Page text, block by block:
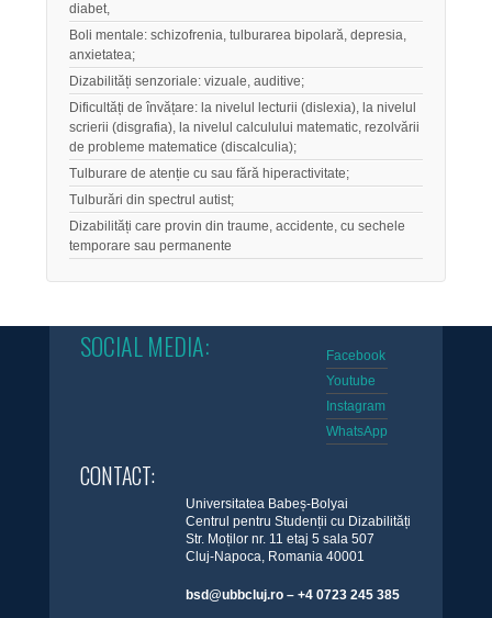
diabet,
Boli mentale: schizofrenia, tulburarea bipolară, depresia,
anxietatea;
Dizabilități senzoriale: vizuale, auditive;
Dificultăți de învățare: la nivelul lecturii (dislexia), la nivelul
scrierii (disgrafia), la nivelul calculului matematic, rezolvării
de probleme matematice (discalculia);
Tulburare de atenție cu sau fără hiperactivitate;
Tulburări din spectrul autist;
Dizabilități care provin din traume, accidente, cu sechele
temporare sau permanente
SOCIAL MEDIA:
Facebook
Youtube
Instagram
WhatsApp
CONTACT:
Universitatea Babeș-Bolyai
Centrul pentru Studenții cu Dizabilități
Str. Moților nr. 11 etaj 5 sala 507
Cluj-Napoca, Romania 40001
bsd@ubbcluj.ro – +4 0723 245 385